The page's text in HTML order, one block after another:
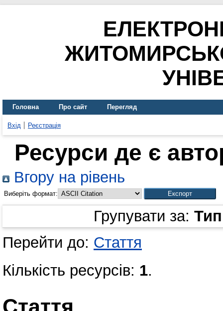
Головна Про сайт Перегляд
Вхід Реєстрація
Ресурси де є
Вгору на рівень
Виберіть формат:
Групувати за:
Перейти до: Стаття
Кількість ресурсів: 1.